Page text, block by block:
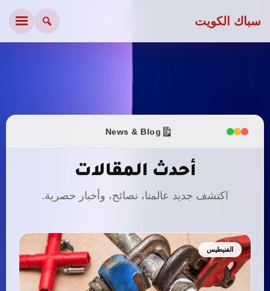
سباك الكويت
News & Blog
أحدث المقالات
اكتشف جديد عالمنا، نصائح، وأخبار حصرية.
الفنيطيس